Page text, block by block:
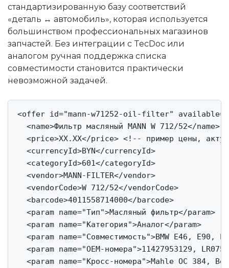
стандартизированную базу соответствий
«деталь ↔ автомобиль», которая используется
большинством профессиональных магазинов
запчастей. Без интеграции с TecDoc или
аналогом ручная поддержка списка
совместимости становится практически
невозможной задачей.
<offer id="mann-w71252-oil-filter"
  <name>Фильтр масляный MANN W 712/52</name>
<price>XX.XX</price> <!-- пример цены,
  <currencyId>BYN</currencyId>
  <categoryId>601</categoryId>
  <vendor>MANN-FILTER</vendor>
  <vendorCode>W 712/52</vendorCode>
  <barcode>4011558714000</barcode>
  <param name="Тип">Масляный фильтр</param>
  <param name="Категория">Аналог</param>
<param name="Совместимость">BMW E46, E90,
<param name="OEM-номера">11427953129,
<param name="Кросс-номера">Mahle OC 384,